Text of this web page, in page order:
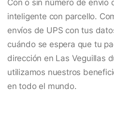
Con o sin número de envío
inteligente con parcello.
envíos de UPS con tus
cuándo se espera que tu
dirección en Las Veguillas
utilizamos nuestros
en todo el mundo.